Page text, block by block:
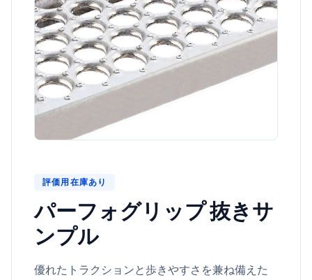
評価用在庫あり
パーフォグリップ 抜きサ
ンプル
優れたトラクションと歩きやすさを兼ね備えた